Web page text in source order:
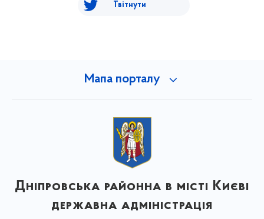
Твітнути
Мапа порталу
Дніпровська районна в місті Києві
державна адміністрація